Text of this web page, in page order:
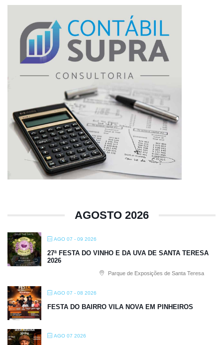
AGOSTO 2026
AGO 07 - 09 2026
27ª FESTA DO VINHO E DA UVA DE SANTA TERESA
2026
Parque de Exposições de Santa Teresa
AGO 07 - 08 2026
FESTA DO BAIRRO VILA NOVA EM PINHEIROS
AGO 07 2026